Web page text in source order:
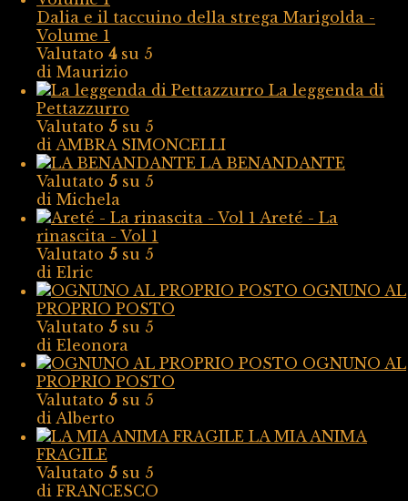
Dalia e il taccuino della strega Marigolda -
Volume 1
Valutato 4su 5
di Maurizio
La leggenda di
Pettazzurro
Valutato 5 su 5
di AMBRA SIMONCELLI
LA BENANDANTE
Valutato 5 su 5
di Michela
Areté - La
rinascita - Vol 1
Valutato 5 su 5
di Elric
OGNUNO AL
PROPRIO POSTO
Valutato 5 su 5
di Eleonora
OGNUNO AL
PROPRIO POSTO
Valutato 5 su 5
di Alberto
LA MIA ANIMA
FRAGILE
Valutato 5 su 5
di FRANCESCO